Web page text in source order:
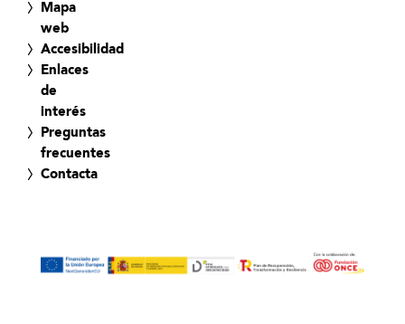
Mapa
web
Accesibilidad
Enlaces
de
interés
Preguntas
frecuentes
Contacta